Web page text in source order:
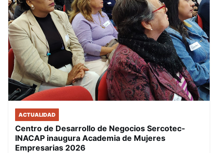
ACTUALIDAD
Centro de Desarrollo de Negocios Sercotec-
INACAP inaugura Academia de Mujeres
Empresarias 2026